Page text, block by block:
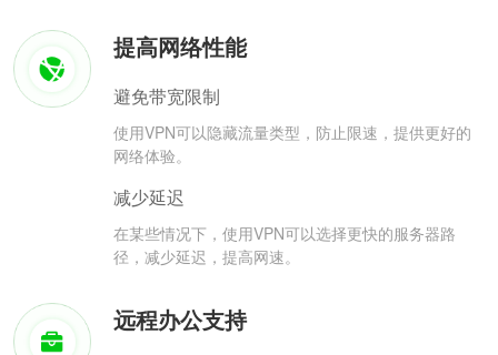
提高网络性能
避免带宽限制
使用VPN可以隐藏流量类型，防止限速，提供更好的
网络体验。
减少延迟
在某些情况下，使用VPN可以选择更快的服务器路
径，减少延迟，提高网速。
远程办公支持